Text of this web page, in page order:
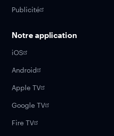
Publicité
Notre application
iOS
Android
Apple TV
Google TV
Fire TV